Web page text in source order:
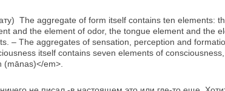
The aggregate of form itself contains ten elements:
and the element of odor, the tongue element and the
– The aggregates of sensation, perception and
itself contains seven elements of
(mānas)</em>.